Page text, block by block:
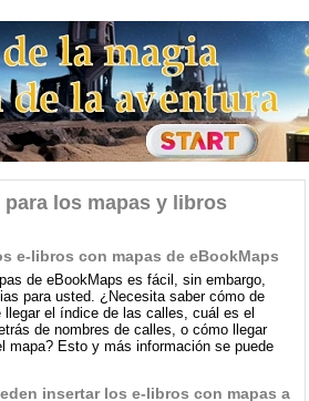
los mapas y libros
e-libros con mapas de eBookMaps
de eBookMaps es fácil, sin embargo,
para usted. ¿Necesita saber cómo de
el índice de las calles, cuál es el
de nombres de calles, o cómo llegar
mapa? Esto y más información se puede
insertar los e-libros con mapas a